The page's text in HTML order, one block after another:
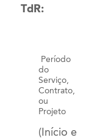
TdR:
Período
do
Serviço,
Contrato,
ou
Projeto
(Início e